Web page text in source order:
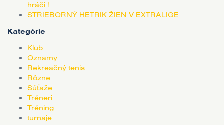
hráči !
STRIEBORNÝ HETRIK ŽIEN V EXTRALIGE
Kategórie
Klub
Oznamy
Rekreačný tenis
Rôzne
Súťaže
Tréneri
Tréning
turnaje